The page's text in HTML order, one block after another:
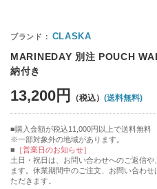
CLASKA
MARINEDAY 別注 POUCH
納付き
13,200円 (送料無料)
購入金額が税込11,000円以上で送料無料
※一部対象外の地域があります。
［営業日のお知らせ］
土日・祝日は、お問い合わせへのご返信
ます。休業期間中のご注文、お問い合わ
ただきます。